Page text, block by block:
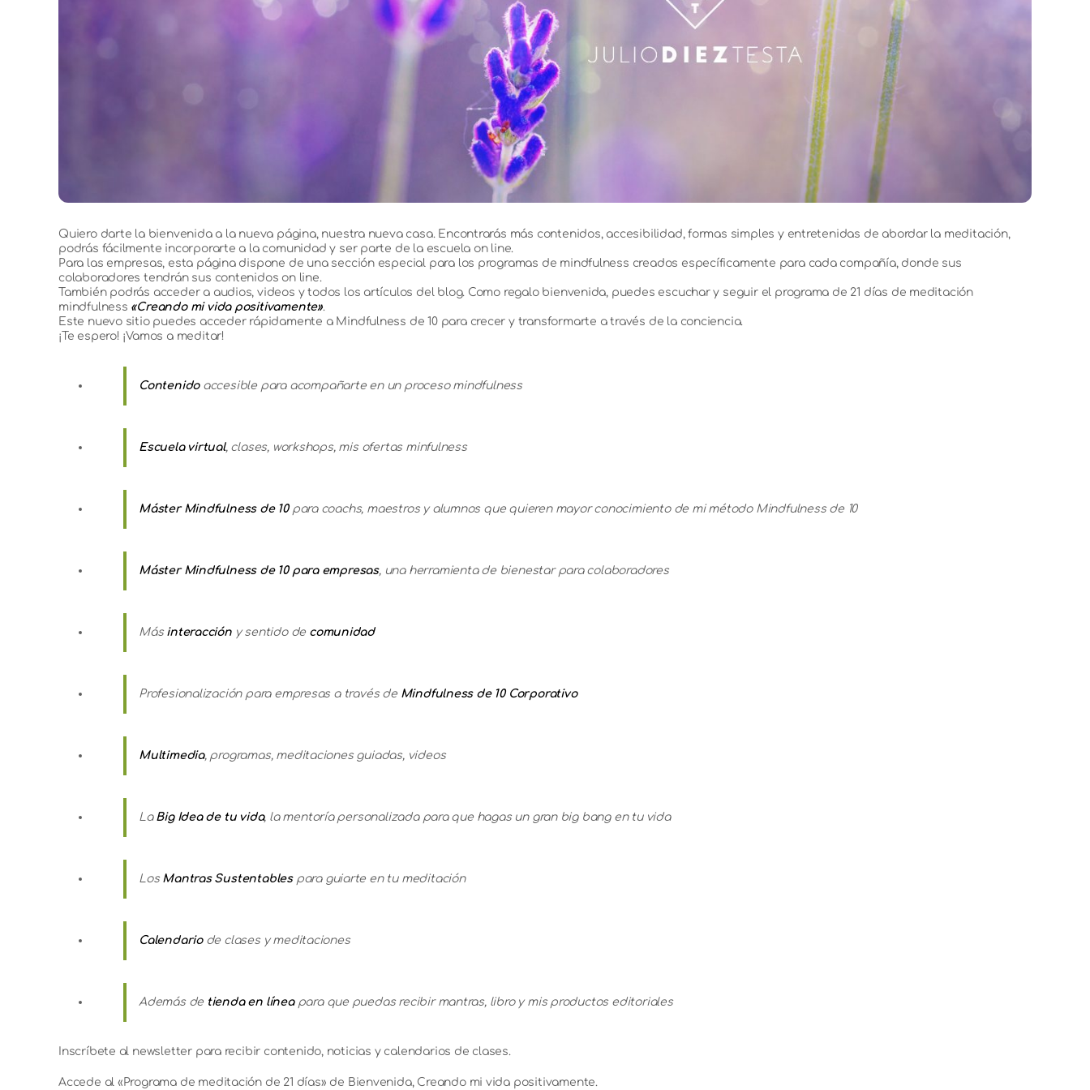
Quiero darte la bienvenida a la nueva página, nuestra nueva casa. Encontrarás más contenidos, accesibilidad, formas simples y entretenidas de abordar la meditación,
podrás fácilmente incorporarte a la comunidad y ser parte de la escuela on line.
Para las empresas, esta página dispone de una sección especial para los programas de mindfulness creados específicamente para cada compañía, donde sus
colaboradores tendrán sus contenidos on line.
También podrás acceder a audios, videos y todos los artículos del blog. Como regalo bienvenida, puedes escuchar y seguir el programa de 21 días de meditación
mindfulness «Creando mi vida positivamente».
Este nuevo sitio puedes acceder rápidamente a Mindfulness de 10 para crecer y transformarte a través de la conciencia.
¡Te espero! ¡Vamos a meditar!
Contenidoaccesible para acompañarte en un proceso mindfulness
Escuela virtual, clases, workshops, mis ofertas minfulness
Máster Mindfulness de 10para coachs, maestros y alumnos que quieren mayor conocimiento de mi método Mindfulness de 10
Máster Mindfulness de 10 para empresas, una herramienta de bienestar para colaboradores
Más interaccióny sentido de comunidad
Profesionalización para empresas a través de Mindfulness de 10 Corporativo
Multimedia, programas, meditaciones guiadas, videos
La Big Idea de tu vida, la mentoría personalizada para que hagas un gran big bang en tu vida
Los Mantras Sustentablespara guiarte en tu meditación
Calendariode clases y meditaciones
Además de tienda en líneapara que puedas recibir mantras, libro y mis productos editoriales
Inscríbete al newsletter para recibir contenido, noticias y calendarios de clases.
Accede al «Programa de meditación de 21 días» de Bienvenida, Creando mi vida positivamente.